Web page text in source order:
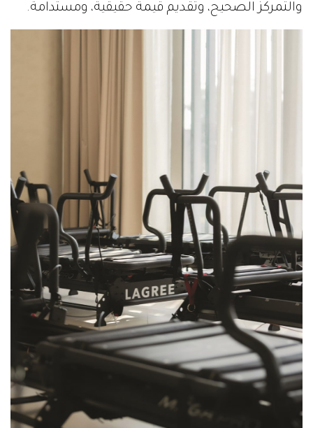
والتمركز الصحيح، وتقديم قيمة حقيقية، ومستدامة.